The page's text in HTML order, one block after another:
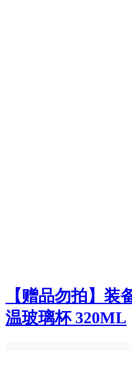
【赠品勿拍】装
温玻璃杯 320ML